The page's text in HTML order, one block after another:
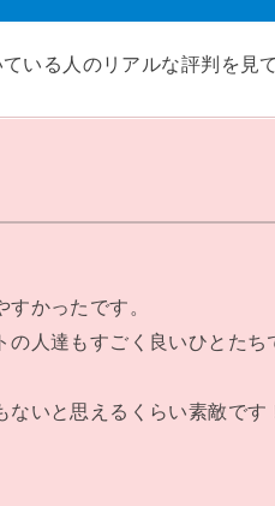
いる人のリアルな評判を見
かったです。
の人達もすごく良いひとた
ないと思えるくらい素敵で